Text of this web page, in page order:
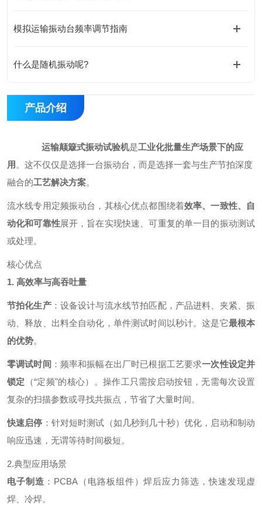
模拟运输振动台频率调节指南
什么是随机振动呢?
产品介绍
运输颠簸式振动试验机是工业化批量生产场景下的应
用 。这不仅仅是选择一台振动台，而是选择一套与生产节拍深度
融合的工艺解决方案。
流水线专用定频振动台，其核心优点都围绕着效率、一致性、自
动化和可靠性展开，旨在实现快速、可重复的单一目的振动测试
或处理。
核心优点
1. 高效率与高吞吐量
节拍化生产：设备设计与流水线节拍匹配，产品进料、夹紧、振
动、释放、出料全自动化，单件测试时间以秒计。这是它最根本
的优势。
零调试时间 ：频率和振幅在出厂时已根据工艺要求一次性设定并
锁定 （“定频"的核心）。操作工只需按启动按钮，无需每次设置
复杂的扫描参数或寻找共振点，节省了大量时间。
快速启停 ：针对短时测试（如几秒到几十秒）优化，启动和制动
响应迅速，无谓等待时间极短。
2.典型应用场景
电子制造 ：PCBA（电路板组件）焊后应力筛选，快速发现虚
焊、冷焊。